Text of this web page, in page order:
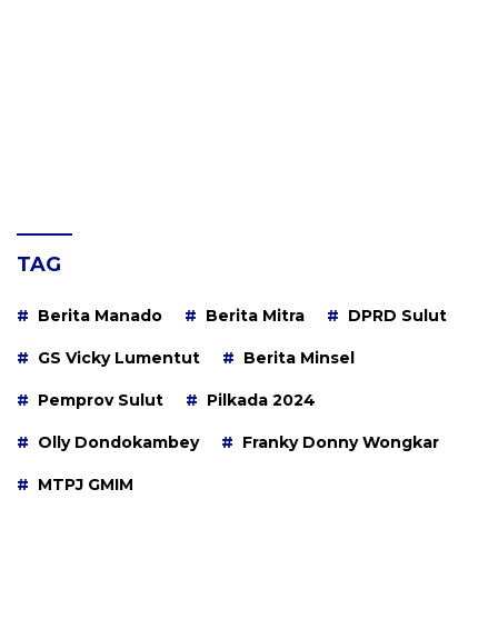
TAG
Berita Manado Berita Mitra DPRD Sulut
GS Vicky Lumentut Berita Minsel
Pemprov Sulut Pilkada 2024
Olly Dondokambey Franky Donny Wongkar
MTPJ GMIM